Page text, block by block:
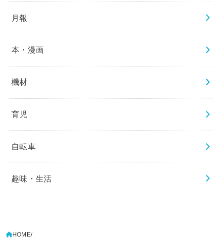
月報
本・漫画
機材
育児
自転車
趣味・生活
HOME